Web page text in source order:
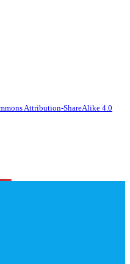
Attribution-ShareAlike 4.0